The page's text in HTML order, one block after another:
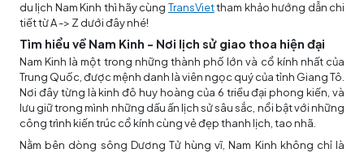
du lịch Nam Kinh thì hãy cùng TransViettham khảo hướng dẫn chi
tiết từ A -> Z dưới đây nhé!
Tìm hiểu về Nam Kinh - Nơi lịch sử giao thoa hiện đại
Nam Kinh là một trong những thành phố lớn và cổ kính nhất của
Trung Quốc, được mệnh danh là viên ngọc quý của tỉnh Giang Tô.
Nơi đây từng là kinh đô huy hoàng của 6 triều đại phong kiến, và
lưu giữ trong mình những dấu ấn lịch sử sâu sắc, nổi bật với những
công trình kiến trúc cổ kính cùng vẻ đẹp thanh lịch, tao nhã.
Nằm bên dòng sông Dương Tử hùng vĩ, Nam Kinh không chỉ là